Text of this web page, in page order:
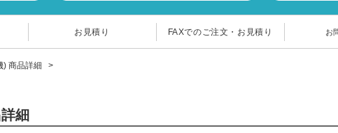
お見積り FAXでのご注文・お見積り お
) 商品詳細
細